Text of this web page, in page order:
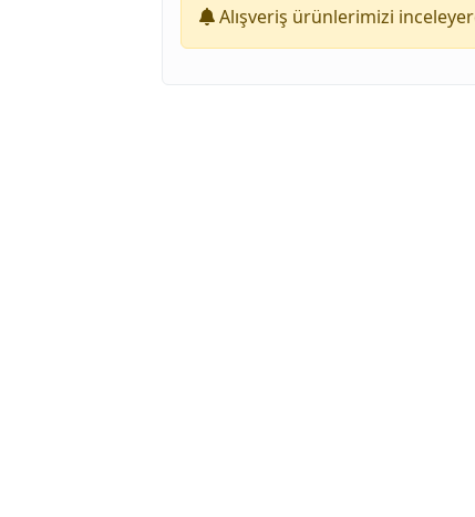
Alışveriş ürünlerimizi